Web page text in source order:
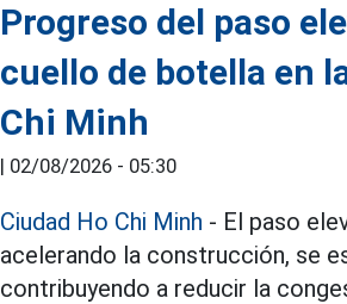
Progreso del paso
cuello de botella en
Chi Minh
| 02/08/2026 - 05:30
Ciudad Ho Chi Minh - El paso
acelerando la construcción, se
contribuyendo a reducir la